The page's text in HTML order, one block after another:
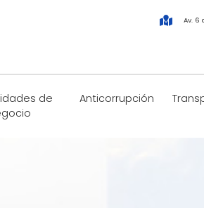
Av. 6
de
Anticorrupción